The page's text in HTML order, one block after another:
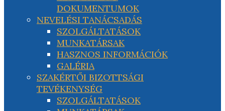
DOKUMENTUMOK
NEVELÉSI TANÁCSADÁS
SZOLGÁLTATÁSOK
MUNKATÁRSAK
HASZNOS INFORMÁCIÓK
GALÉRIA
SZAKÉRTŐI BIZOTTSÁGI
TEVÉKENYSÉG
SZOLGÁLTATÁSOK